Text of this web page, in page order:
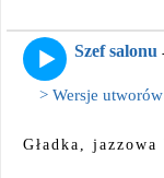
Szef salonu
> Wersje utworów
Gładka,